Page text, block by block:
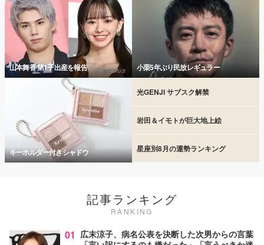
山本舞香 第1子出産を報告 小栗5年ぶり民放レギュラー
キーホルダー付きシャドウ
光GENJI サブスク解禁
岩田＆イモトが巨大地上絵
星座別8月の運勢ランキング
記事ランキング
RANKING
01 広末涼子、病名公表を決断した次男からの言葉